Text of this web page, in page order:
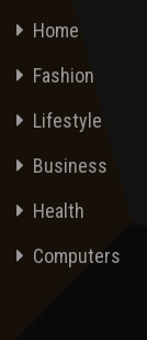
Home
Fashion
Lifestyle
Business
Health
Computers